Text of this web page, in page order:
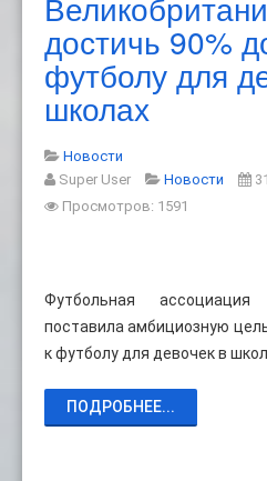
достичь 90%
футболу для
школах
Новости
Super User
Новости
Просмотров: 1591
Футбольная ассоциация
поставила амбициозную
к футболу для девочек в
ПОДРОБНЕЕ...